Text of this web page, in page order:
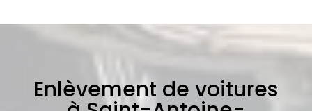
Enlèvement de voitures